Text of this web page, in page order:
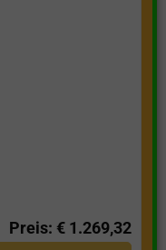
Preis: € 1.269,32